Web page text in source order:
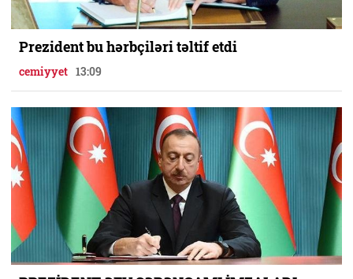
Prezident bu hərbçiləri təltif etdi
cemiyyet 13:09